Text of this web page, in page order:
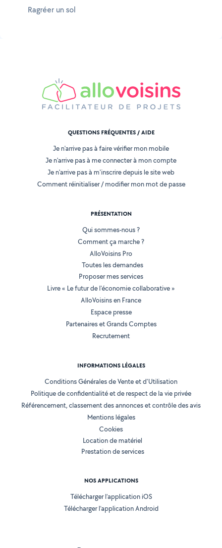
Ragréer un sol
QUESTIONS FRÉQUENTES / AIDE
Je n'arrive pas à faire vérifier mon mobile
Je n'arrive pas à me connecter à mon compte
Je n'arrive pas à m'inscrire depuis le site web
Comment réinitialiser / modifier mon mot de passe
PRÉSENTATION
Qui sommes-nous ?
Comment ça marche ?
AlloVoisins Pro
Toutes les demandes
Proposer mes services
Livre « Le futur de l'économie collaborative »
AlloVoisins en France
Espace presse
Partenaires et Grands Comptes
Recrutement
INFORMATIONS LÉGALES
Conditions Générales de Vente et d'Utilisation
Politique de confidentialité et de respect de la vie privée
Référencement, classement des annonces et contrôle des avis
Mentions légales
Cookies
Location de matériel
Prestation de services
NOS APPLICATIONS
Télécharger l’application iOS
Télécharger l’application Android